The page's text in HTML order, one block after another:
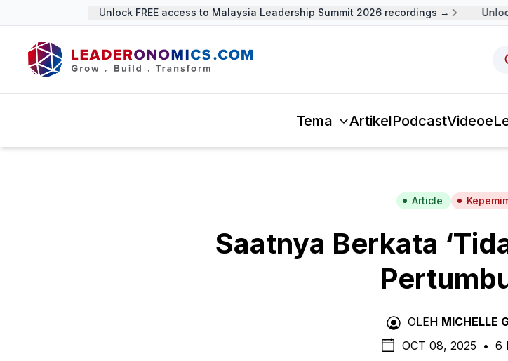
Unlock FREE access to Malaysia Leadership Summit 2026 recordings → Unlock
Tema ArtikelPodcastVideo
Article
Saatnya Berkata
OLEH MICHELLE
OCT 08, 2025 • 6